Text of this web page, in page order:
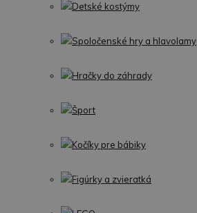
Detské kostýmy
Spoločenské hry a hlavolamy
Hračky do záhrady
Šport
Kočíky pre bábiky
Figúrky a zvieratká